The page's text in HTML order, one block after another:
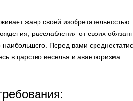
жанр своей
расслабления от своих
наибольшего. Перед вами
в царство веселья и авантюризма.